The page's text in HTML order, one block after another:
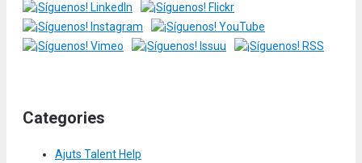
Categories
Ajuts Talent Help